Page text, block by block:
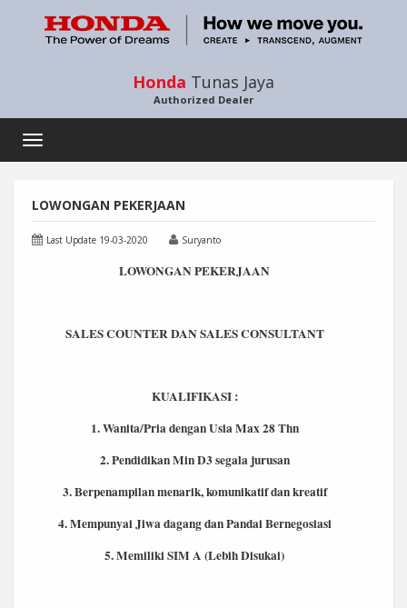
Honda Tunas Jaya
Authorized Dealer
Toggle
LOWONGAN PEKERJAAN
Last Update 19-03-2020 Suryanto
LOWONGAN PEKERJAAN
SALES COUNTER DAN SALES CONSULTANT
KUALIFIKASI :
1. Wanita/Pria dengan Usia Max 28 Thn
2. Pendidikan Min D3 segala jurusan
3. Berpenampilan menarik, komunikatif dan kreatif
4. Mempunyai Jiwa dagang dan Pandai Bernegosiasi
5. Memiliki SIM A (Lebih Disukai)